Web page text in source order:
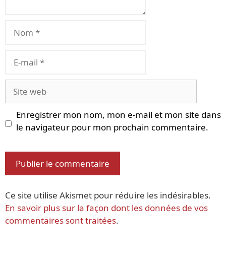
mail
web
Enregistrer mon nom, mon e-mail et mon site dans
le navigateur pour mon prochain commentaire.
Ce site utilise Akismet pour réduire les indésirables.
En savoir plus sur la façon dont les données de vos
commentaires sont traitées.